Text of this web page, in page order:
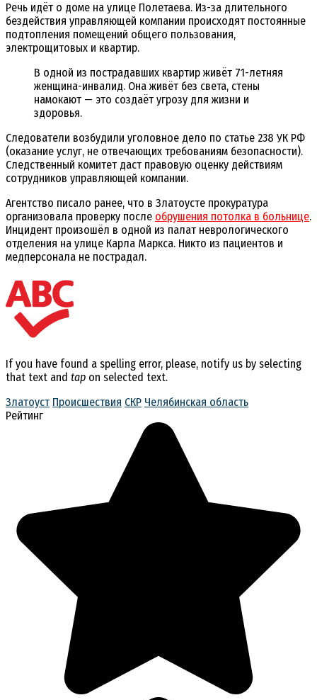
Речь идёт о доме на улице Полетаева. Из-за длительного
бездействия управляющей компании происходят постоянные
подтопления помещений общего пользования,
электрощитовых и квартир.
В одной из пострадавших квартир живёт 71-летняя
женщина-инвалид. Она живёт без света, стены
намокают — это создаёт угрозу для жизни и
здоровья.
Следователи возбудили уголовное дело по статье 238 УК РФ
(оказание услуг, не отвечающих требованиям безопасности).
Следственный комитет даст правовую оценку действиям
сотрудников управляющей компании.
Агентство писало ранее, что в Златоусте прокуратура
организовала проверку после обрушения потолка в больнице.
Инцидент произошёл в одной из палат неврологического
отделения на улице Карла Маркса. Никто из пациентов и
медперсонала не пострадал.
If you have found a spelling error, please, notify us by selecting
that text and tap on selected text.
Златоуст Происшествия СКР Челябинская область
Рейтинг